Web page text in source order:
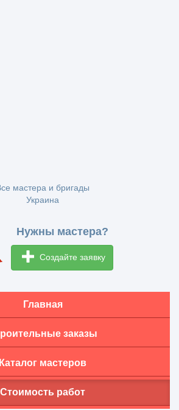
мастера и бригады
Украина
Нужны мастера?
Создайте заявку
Главная
заказы
Каталог мастеров
Стоимость работ